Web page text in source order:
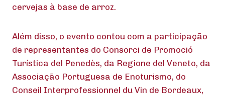
cervejas à base de arroz.
Além disso, o evento contou com a participação
de representantes do Consorci de Promoció
Turística del Penedès, da Regione del Veneto, da
Associação Portuguesa de Enoturismo, do
Conseil Interprofessionnel du Vin de Bordeaux,